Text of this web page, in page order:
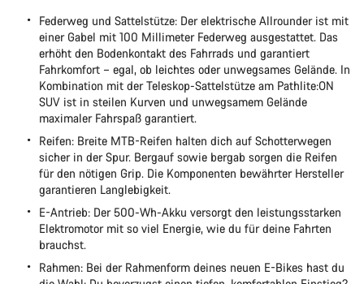
Federweg und Sattelstütze: Der elektrische Allrounder ist mit
einer Gabel mit 100 Millimeter Federweg ausgestattet. Das
erhöht den Bodenkontakt des Fahrrads und garantiert
Fahrkomfort – egal, ob leichtes oder unwegsames Gelände. In
Kombination mit der Teleskop-Sattelstütze am Pathlite:ON
SUV ist in steilen Kurven und unwegsamem Gelände
maximaler Fahrspaß garantiert.
Reifen: Breite MTB-Reifen halten dich auf Schotterwegen
sicher in der Spur. Bergauf sowie bergab sorgen die Reifen
für den nötigen Grip. Die Komponenten bewährter Hersteller
garantieren Langlebigkeit.
E-Antrieb: Der 500-Wh-Akku versorgt den leistungsstarken
Elektromotor mit so viel Energie, wie du für deine Fahrten
brauchst.
Rahmen: Bei der Rahmenform deines neuen E-Bikes hast du